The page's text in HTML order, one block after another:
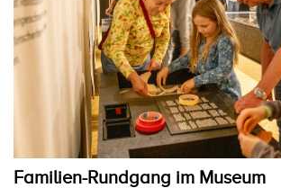
Familien-Rundgang im Museum